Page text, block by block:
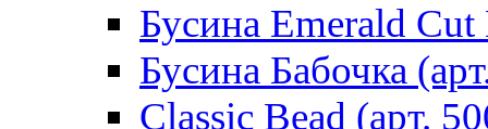
Бусина Emerald Cut
Бусина Бабочка
Classic Bead (арт.